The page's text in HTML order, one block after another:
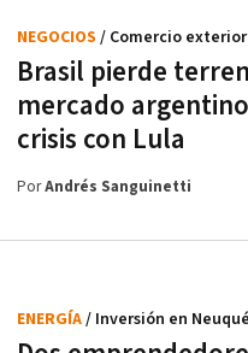
Brasil pierde
mercado
crisis con Lula
NEGOCIOS / Comercio exterior
PorAndrés Sanguinetti
ENERGÍA/ Inversión en